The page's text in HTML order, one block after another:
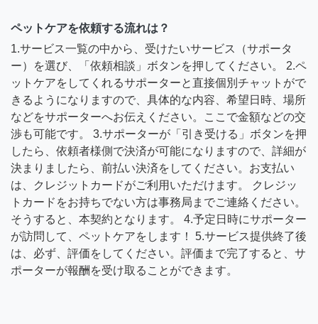
ペットケアを依頼する流れは？
1.サービス一覧の中から、受けたいサービス（サポータ
ー）を選び、「依頼相談」ボタンを押してください。 2.ペ
ットケアをしてくれるサポーターと直接個別チャットがで
きるようになりますので、具体的な内容、希望日時、場所
などをサポーターへお伝えください。ここで金額などの交
渉も可能です。 3.サポーターが「引き受ける」ボタンを押
したら、依頼者様側で決済が可能になりますので、詳細が
決まりましたら、前払い決済をしてください。お支払い
は、クレジットカードがご利用いただけます。 クレジッ
トカードをお持ちでない方は事務局までご連絡ください。
そうすると、本契約となります。 4.予定日時にサポーター
が訪問して、ペットケアをします！ 5.サービス提供終了後
は、必ず、評価をしてください。評価まで完了すると、サ
ポーターが報酬を受け取ることができます。